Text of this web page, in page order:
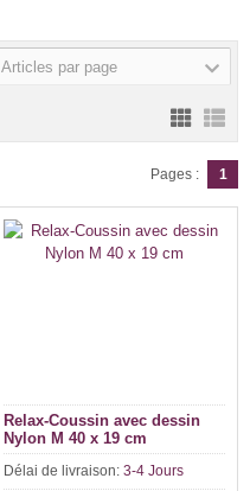
Articles par page
Pages : 1
Relax-Coussin avec dessin
Nylon M 40 x 19 cm
Délai de livraison: 3-4 Jours